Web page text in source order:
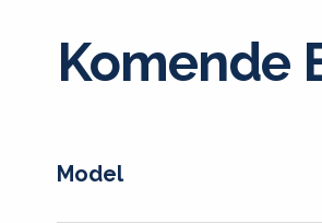
Komende
Model